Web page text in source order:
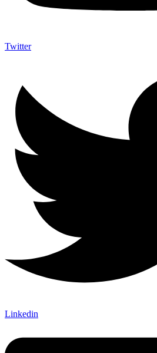
Twitter
Linkedin